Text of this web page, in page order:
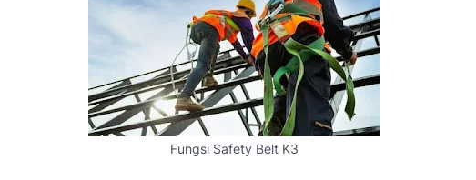
Fungsi Safety Belt K3